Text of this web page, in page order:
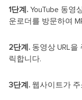
1단계. YouTube 동영
운로더를 방문하여
2단계. 동영상 URL을
릭합니다.
3단계. 웹사이트가